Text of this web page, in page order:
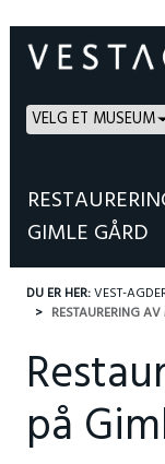
VELG ET MUSEUM
GIMLE GÅRD
DU ER HER:VEST-
RESTAURERING
på